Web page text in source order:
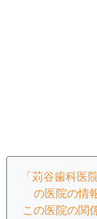
「苅谷歯科医
の医院の情
この医院の関